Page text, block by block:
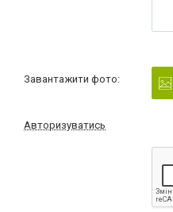
Завантажити фото:
Авторизуватись